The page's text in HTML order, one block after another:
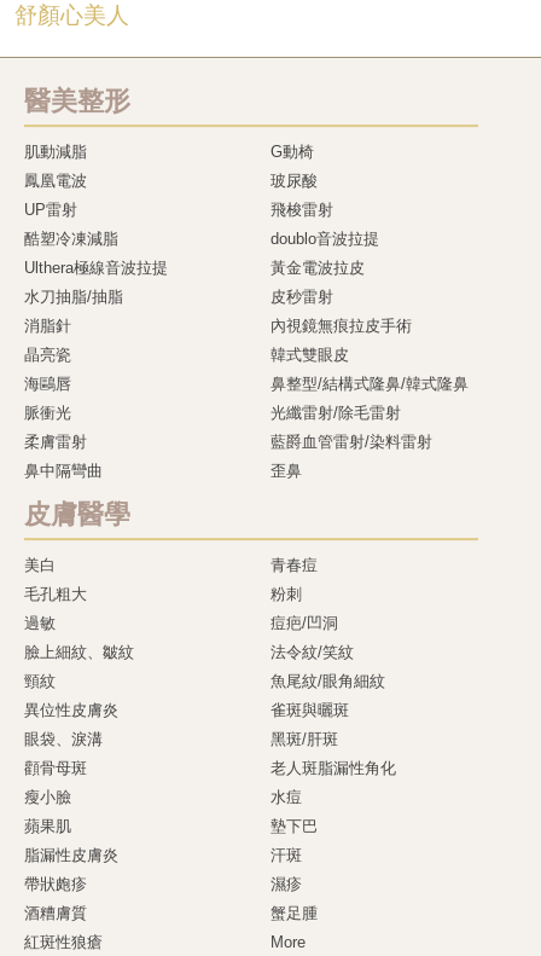
舒顏心美人
醫美整形
肌動減脂
G動椅
鳳凰電波
玻尿酸
UP雷射
飛梭雷射
酷塑冷凍減脂
doublo音波拉提
Ulthera極線音波拉提
黃金電波拉皮
水刀抽脂/抽脂
皮秒雷射
消脂針
內視鏡無痕拉皮手術
晶亮瓷
韓式雙眼皮
海鷗唇
鼻整型/結構式隆鼻/韓式隆鼻
脈衝光
光纖雷射/除毛雷射
柔膚雷射
藍爵血管雷射/染料雷射
鼻中隔彎曲
歪鼻
皮膚醫學
美白
青春痘
毛孔粗大
粉刺
過敏
痘疤/凹洞
臉上細紋、皺紋
法令紋/笑紋
頸紋
魚尾紋/眼角細紋
異位性皮膚炎
雀斑與曬斑
眼袋、淚溝
黑斑/肝斑
顴骨母斑
老人斑脂漏性角化
瘦小臉
水痘
蘋果肌
墊下巴
脂漏性皮膚炎
汗斑
帶狀皰疹
濕疹
酒糟膚質
蟹足腫
紅斑性狼瘡
More